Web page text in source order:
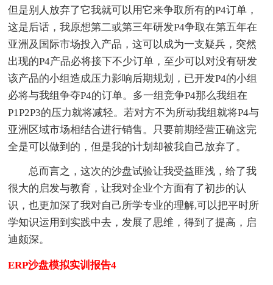
但是别人放弃了它我就可以用它来争取所有的P4订单，
这是后话，我原想第二或第三年研发P4争取在第五年在
亚洲及国际市场投入产品，这可以成为一支疑兵，突然
出现的P4产品必将接下不少订单，至少可以对没有研发
该产品的小组造成压力影响后期规划，已开发P4的小组
必将与我组争夺P4的订单。多一组竞争P4那么我组在
P1P2P3的压力就将减轻。若对方不为所动我组就将P4与
亚洲区域市场相结合进行销售。只要前期经营正确这完
全是可以做到的，但是我的计划却被我自己放弃了。
总而言之，这次的沙盘试验让我受益匪浅，给了我
很大的启发与教育，让我对企业个方面有了初步的认
识，也更加深了我对自己所学专业的理解,可以把平时所
学知识运用到实践中去，发展了思维，得到了提高，启
迪颇深。
ERP沙盘模拟实训报告4